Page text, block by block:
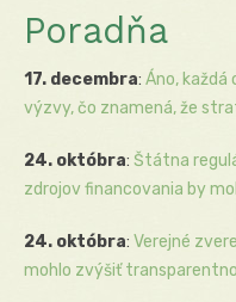
Poradňa
17. decembra: Áno, každá
výzvy, čo znamená, že
24. októbra: Štátna
zdrojov financovania by
24. októbra: Verejné
mohlo zvýšiť